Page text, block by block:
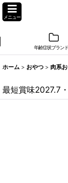
メニュー
年齢症状ブラン
ホーム > おやつ > 肉系
最短賞味2027.7